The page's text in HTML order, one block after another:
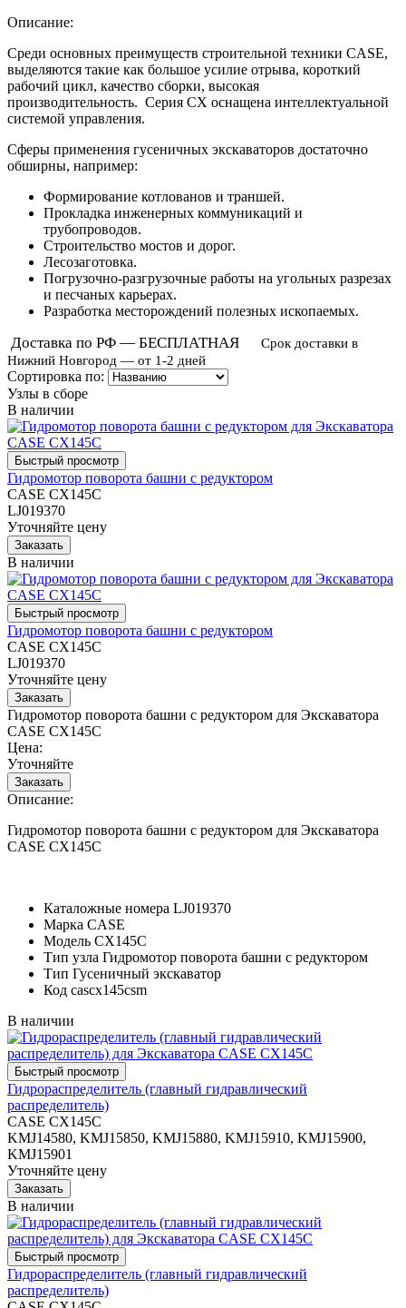
Описание:
Среди основных преимуществ строительной техники CASE,
выделяются такие как большое усилие отрыва, короткий
рабочий цикл, качество сборки, высокая
производительность. Серия CX оснащена интеллектуальной
системой управления.
Сферы применения гусеничных экскаваторов достаточно
обширны, например:
Формирование котлованов и траншей.
Прокладка инженерных коммуникаций и
трубопроводов.
Строительство мостов и дорог.
Лесозаготовка.
Погрузочно-разгрузочные работы на угольных разрезах
и песчаных карьерах.
Разработка месторождений полезных ископаемых.
Доставка по РФ — БЕСПЛАТНАЯ
Срок доставки в
Нижний Новгород — от 1-2 дней
Сортировка по:
Узлы в сборе
В наличии
Гидромотор поворота башни с редуктором
CASE CX145C
LJ019370
Уточняйте цену
В наличии
Гидромотор поворота башни с редуктором
CASE CX145C
LJ019370
Уточняйте цену
Гидромотор поворота башни с редуктором для Экскаватора
CASE CX145C
Цена:
Уточняйте
Описание:
Гидромотор поворота башни с редуктором для Экскаватора
CASE CX145C
Каталожные номера LJ019370
Марка CASE
Модель CX145C
Тип узла Гидромотор поворота башни с редуктором
Тип Гусеничный экскаватор
Код cascx145csm
В наличии
Гидрораспределитель (главный гидравлический
распределитель)
CASE CX145C
KMJ14580, KMJ15850, KMJ15880, KMJ15910, KMJ15900,
KMJ15901
Уточняйте цену
В наличии
Гидрораспределитель (главный гидравлический
распределитель)